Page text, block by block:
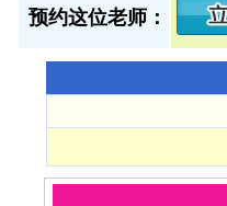
预约这位老师：